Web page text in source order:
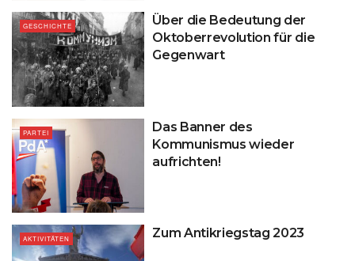
GESCHICHTE
Über die Bedeutung der
Oktoberrevolution für die
Gegenwart
PARTEI
Das Banner des
Kommunismus wieder
aufrichten!
AKTIVITÄTEN Zum Antikriegstag 2023